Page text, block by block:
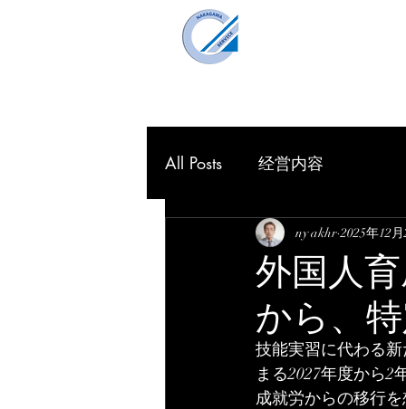
All Posts 经営内容
外国人
から、
ny akhr 2025年12
技能実習に代わる
まる2027年度から2
成就労からの移行